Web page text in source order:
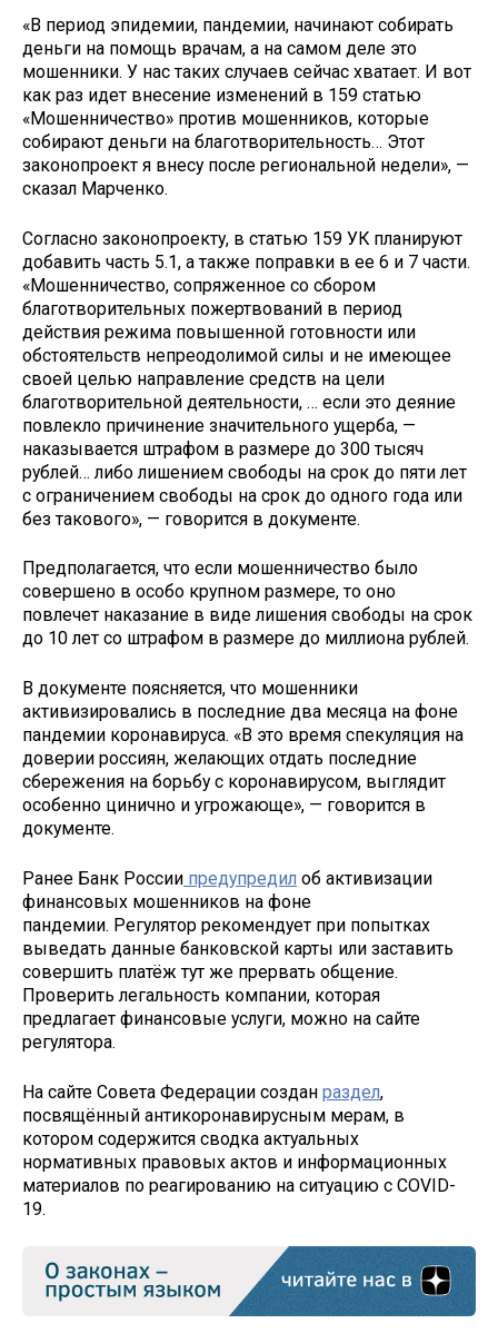
«В период эпидемии, пандемии, начинают собирать
деньги на помощь врачам, а на самом деле это
мошенники. У нас таких случаев сейчас хватает. И вот
как раз идет внесение изменений в 159 статью
«Мошенничество» против мошенников, которые
собирают деньги на благотворительность… Этот
законопроект я внесу после региональной недели», —
сказал Марченко.
Согласно законопроекту, в статью 159 УК планируют
добавить часть 5.1, а также поправки в ее 6 и 7 части.
«Мошенничество, сопряженное со сбором
благотворительных пожертвований в период
действия режима повышенной готовности или
обстоятельств непреодолимой силы и не имеющее
своей целью направление средств на цели
благотворительной деятельности, … если это деяние
повлекло причинение значительного ущерба, —
наказывается штрафом в размере до 300 тысяч
рублей… либо лишением свободы на срок до пяти лет
с ограничением свободы на срок до одного года или
без такового», — говорится в документе.
Предполагается, что если мошенничество было
совершено в особо крупном размере, то оно
повлечет наказание в виде лишения свободы на срок
до 10 лет со штрафом в размере до миллиона рублей.
В документе поясняется, что мошенники
активизировались в последние два месяца на фоне
пандемии коронавируса. «В это время спекуляция на
доверии россиян, желающих отдать последние
сбережения на борьбу с коронавирусом, выглядит
особенно цинично и угрожающе», — говорится в
документе.
Ранее Банк России предупредил об активизации
финансовых мошенников на фоне
пандемии. Регулятор рекомендует при попытках
выведать данные банковской карты или заставить
совершить платёж тут же прервать общение.
Проверить легальность компании, которая
предлагает финансовые услуги, можно на сайте
регулятора.
На сайте Совета Федерации создан раздел,
посвящённый антикоронавирусным мерам, в
котором содержится сводка актуальных
нормативных правовых актов и информационных
материалов по реагированию на ситуацию с COVID-
19.